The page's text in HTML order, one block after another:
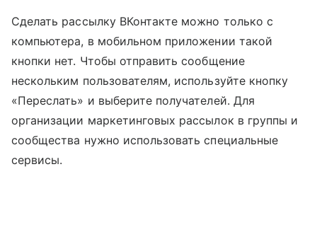
Сделать рассылку ВКонтакте можно только с
компьютера, в мобильном приложении такой
кнопки нет. Чтобы отправить сообщение
нескольким пользователям, используйте кнопку
«Переслать» и выберите получателей. Для
организации маркетинговых рассылок в группы и
сообщества нужно использовать специальные
сервисы.